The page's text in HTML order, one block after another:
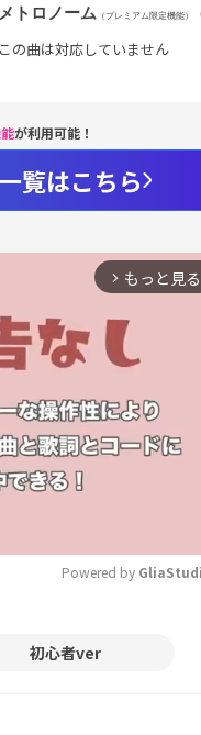
メトロノーム （プレミアム限定機能）
この曲は対応していません
が利用可能！
覧はこちら
arrow_forward_ios もっと見る
Powered by
初心者ver